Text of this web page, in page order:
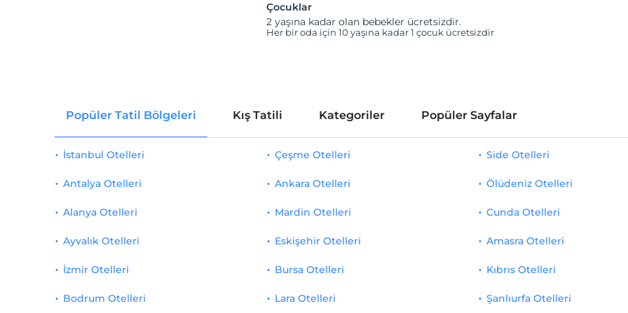
Çocuklar
2 yaşına kadar olan bebekler ücretsizdir.
Her bir oda için 10 yaşına kadar 1 çocuk ücretsizdir
Popüler Tatil Bölgeleri Kış Tatili Kategoriler Popüler Sayfalar
İstanbul Otelleri
Antalya Otelleri
Alanya Otelleri
Ayvalık Otelleri
İzmir Otelleri
Çeşme Otelleri
Ankara Otelleri
Mardin Otelleri
Eskişehir Otelleri
Bursa Otelleri
Side Otelleri
Ölüdeniz Otelleri
Cunda Otelleri
Amasra Otelleri
Kıbrıs Otelleri
Bodrum Otelleri Lara Otelleri Şanlıurfa Otelleri